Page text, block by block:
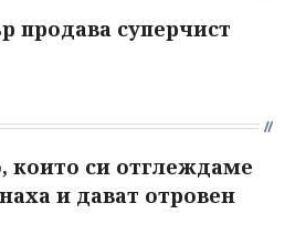
продава суперчист
които си отглеждаме
и дават отровен